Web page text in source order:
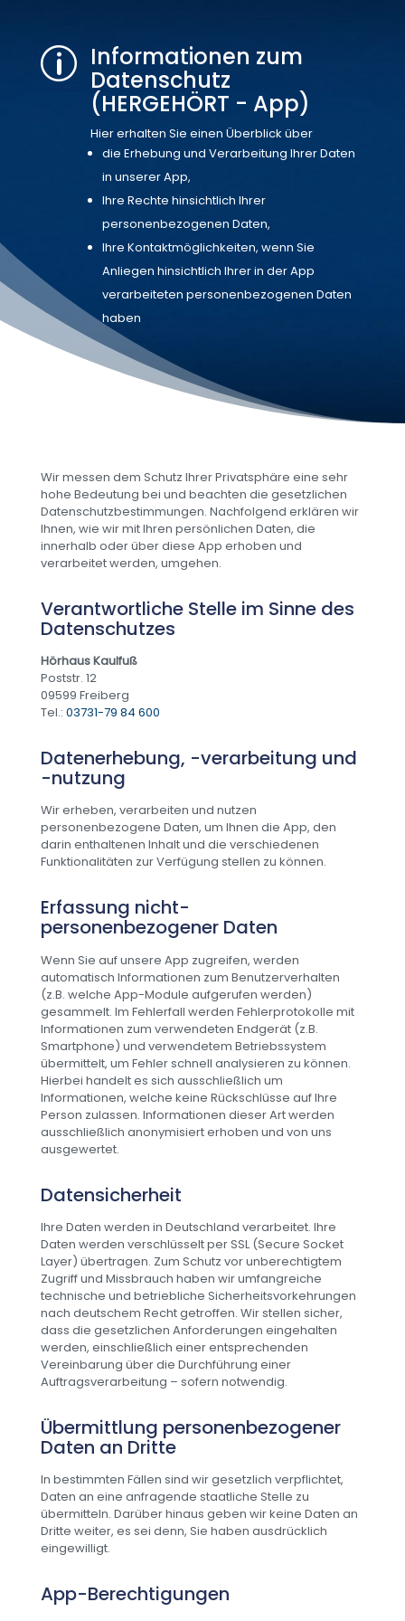
p Informationen zum
Datenschutz
(HERGEHÖRT - App)
Hier erhalten Sie einen Überblick über
die Erhebung und Verarbeitung Ihrer Daten
in unserer App,
Ihre Rechte hinsichtlich Ihrer
personenbezogenen Daten,
Ihre Kontaktmöglichkeiten, wenn Sie
Anliegen hinsichtlich Ihrer in der App
verarbeiteten personenbezogenen Daten
haben
Wir messen dem Schutz Ihrer Privatsphäre eine sehr
hohe Bedeutung bei und beachten die gesetzlichen
Datenschutzbestimmungen. Nachfolgend erklären wir
Ihnen, wie wir mit Ihren persönlichen Daten, die
innerhalb oder über diese App erhoben und
verarbeitet werden, umgehen.
Verantwortliche Stelle im Sinne des
Datenschutzes
Hörhaus Kaulfuß
Poststr. 12
09599 Freiberg
Tel.: 03731-79 84 600
Datenerhebung, -verarbeitung und
-nutzung
Wir erheben, verarbeiten und nutzen
personenbezogene Daten, um Ihnen die App, den
darin enthaltenen Inhalt und die verschiedenen
Funktionalitäten zur Verfügung stellen zu können.
Erfassung nicht-
personenbezogener Daten
Wenn Sie auf unsere App zugreifen, werden
automatisch Informationen zum Benutzerverhalten
(z.B. welche App-Module aufgerufen werden)
gesammelt. Im Fehlerfall werden Fehlerprotokolle mit
Informationen zum verwendeten Endgerät (z.B.
Smartphone) und verwendetem Betriebssystem
übermittelt, um Fehler schnell analysieren zu können.
Hierbei handelt es sich ausschließlich um
Informationen, welche keine Rückschlüsse auf Ihre
Person zulassen. Informationen dieser Art werden
ausschließlich anonymisiert erhoben und von uns
ausgewertet.
Datensicherheit
Ihre Daten werden in Deutschland verarbeitet. Ihre
Daten werden verschlüsselt per SSL (Secure Socket
Layer) übertragen. Zum Schutz vor unberechtigtem
Zugriff und Missbrauch haben wir umfangreiche
technische und betriebliche Sicherheitsvorkehrungen
nach deutschem Recht getroffen. Wir stellen sicher,
dass die gesetzlichen Anforderungen eingehalten
werden, einschließlich einer entsprechenden
Vereinbarung über die Durchführung einer
Auftragsverarbeitung – sofern notwendig.
Übermittlung personenbezogener
Daten an Dritte
In bestimmten Fällen sind wir gesetzlich verpflichtet,
Daten an eine anfragende staatliche Stelle zu
übermitteln. Darüber hinaus geben wir keine Daten an
Dritte weiter, es sei denn, Sie haben ausdrücklich
eingewilligt.
App-Berechtigungen